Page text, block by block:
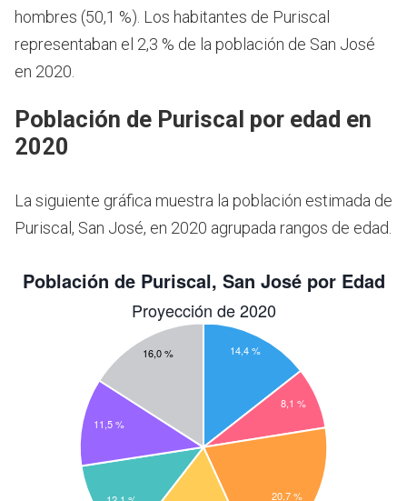
hombres (50,1 %). Los habitantes de Puriscal
representaban el 2,3 % de la población de San José
en 2020.
Población de Puriscal por edad en
2020
La siguiente gráfica muestra la población estimada de
Puriscal, San José, en 2020 agrupada rangos de edad.